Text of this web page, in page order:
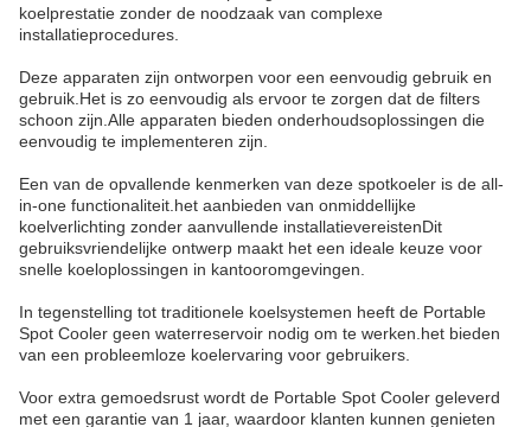
koelprestatie zonder de noodzaak van complexe
installatieprocedures.
Deze apparaten zijn ontworpen voor een eenvoudig gebruik en
gebruik.Het is zo eenvoudig als ervoor te zorgen dat de filters
schoon zijn.Alle apparaten bieden onderhoudsoplossingen die
eenvoudig te implementeren zijn.
Een van de opvallende kenmerken van deze spotkoeler is de all-
in-one functionaliteit.het aanbieden van onmiddellijke
koelverlichting zonder aanvullende installatievereistenDit
gebruiksvriendelijke ontwerp maakt het een ideale keuze voor
snelle koeloplossingen in kantooromgevingen.
In tegenstelling tot traditionele koelsystemen heeft de Portable
Spot Cooler geen waterreservoir nodig om te werken.het bieden
van een probleemloze koelervaring voor gebruikers.
Voor extra gemoedsrust wordt de Portable Spot Cooler geleverd
met een garantie van 1 jaar, waardoor klanten kunnen genieten